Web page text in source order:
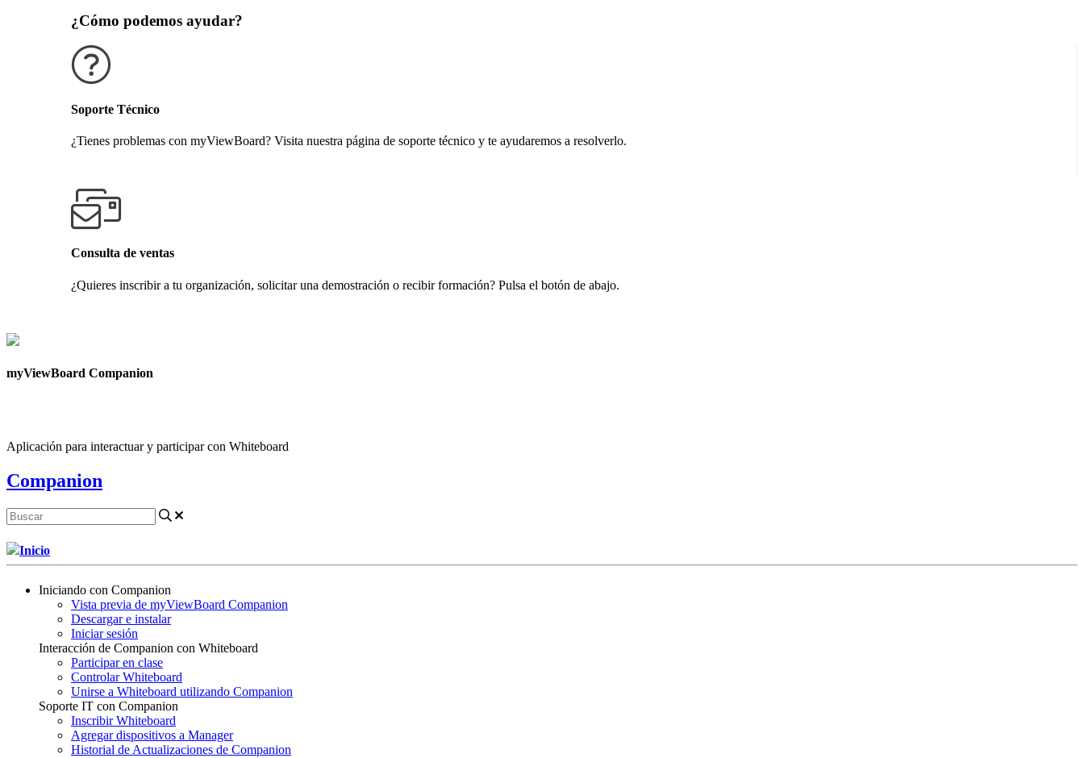
¿Cómo podemos ayudar?
Soporte Técnico
¿Tienes problemas con myViewBoard? Visita nuestra página de soporte técnico y te ayudaremos a resolverlo.
Consulta de ventas
¿Quieres inscribir a tu organización, solicitar una demostración o recibir formación? Pulsa el botón de abajo.
myViewBoard Companion
Aplicación para interactuar y participar con Whiteboard
Companion
Inicio
Iniciando con Companion
Vista previa de myViewBoard Companion
Descargar e instalar
Iniciar sesión
Interacción de Companion con Whiteboard
Participar en clase
Controlar Whiteboard
Unirse a Whiteboard utilizando Companion
Soporte IT con Companion
Inscribir Whiteboard
Agregar dispositivos a Manager
Historial de Actualizaciones de Companion